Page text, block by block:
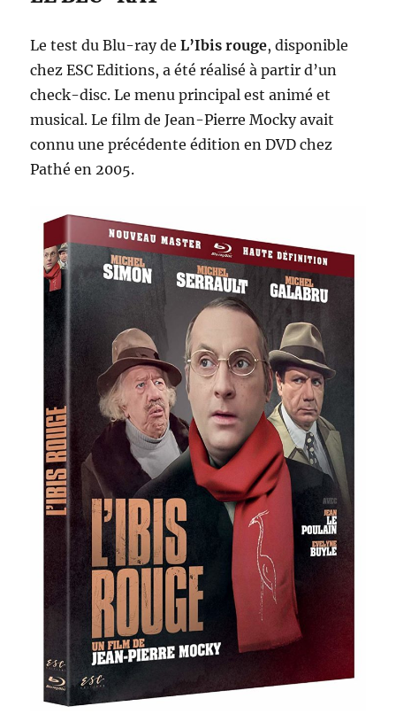
Le test du Blu-ray de L’Ibis rouge, disponible
chez ESC Editions, a été réalisé à partir d’un
check-disc. Le menu principal est animé et
musical. Le film de Jean-Pierre Mocky avait
connu une précédente édition en DVD chez
Pathé en 2005.